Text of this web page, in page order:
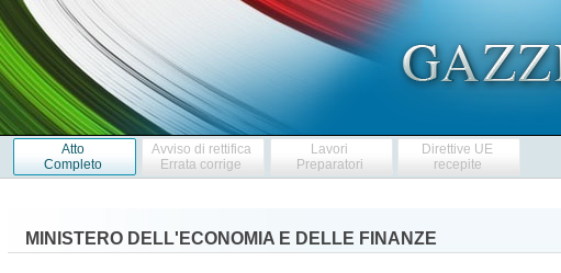
Atto
Completo
Avviso di rettifica
Errata corrige
Lavori
Preparatori
Direttive UE
recepite
MINISTERO DELL'ECONOMIA E DELLE FINANZE